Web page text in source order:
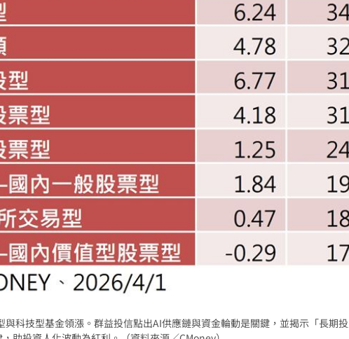
科技型基金領漲。群益投信點出AI供應鏈與資金輪動是關鍵，並揭示「長期